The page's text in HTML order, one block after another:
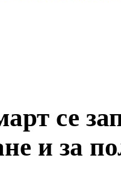
се
и за